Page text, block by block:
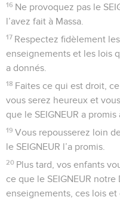
16 Ne provoquez pas le
l’avez fait à Massa.
17 Respectez fidèlement
enseignements et les lois
a donnés.
18 Faites ce qui est droit,
vous serez heureux et
que le SEIGNEUR a promis
19 Vous repousserez loin
le SEIGNEUR l’a promis.
20 Plus tard, vos enfants
ce que le SEIGNEUR
enseignements, ces lois et